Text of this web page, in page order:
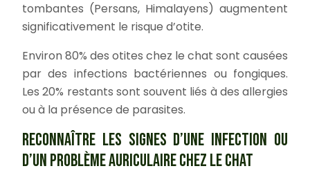
tombantes (Persans, Himalayens) augmentent
significativement le risque d’otite.
Environ 80% des otites chez le chat sont causées
par des infections bactériennes ou fongiques.
Les 20% restants sont souvent liés à des allergies
ou à la présence de parasites.
RECONNAÎTRE LES SIGNES D’UNE INFECTION OU
D’UN PROBLÈME AURICULAIRE CHEZ LE CHAT